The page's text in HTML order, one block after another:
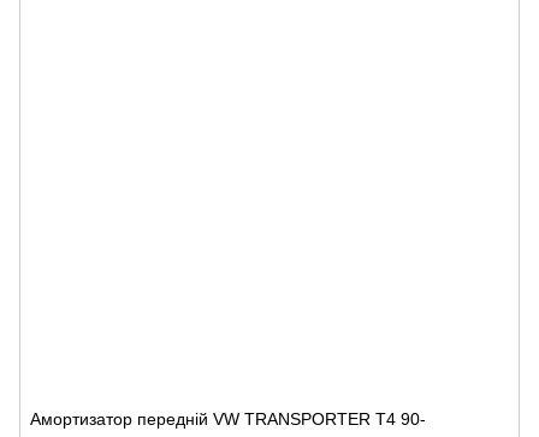
Амортизатор передній VW TRANSPORTER T4 90-